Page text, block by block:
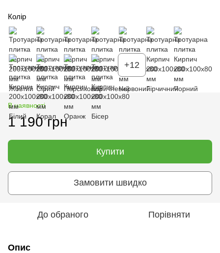
Колір
+12
В наявності
1 190 грн
Купити
Замовити швидко
До обраного Порівняти
Опис